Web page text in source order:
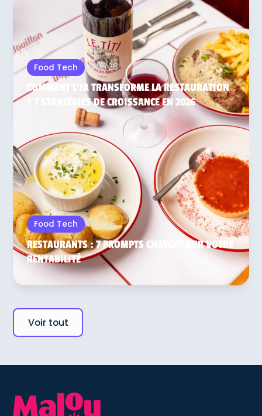
Food Tech 24/2/26
COMMENT L'IA TRANSFORME LA RESTAURATION
? 7 STRATÉGIES DE CROISSANCE EN 2026
Food Tech 17/6/25
RESTAURANTS : 7 PROMPTS CHATGPT SUR VOTRE
RENTABILITÉ
Voir tout